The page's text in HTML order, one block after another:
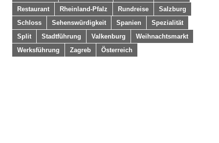
Restaurant
Rheinland-Pfalz Rundreise
Salzburg
Schloss
Sehenswürdigkeit Spanien
Spezialität
Split
Stadtführung Valkenburg
Weihnachtsmarkt
Werksführung
Zagreb Österreich